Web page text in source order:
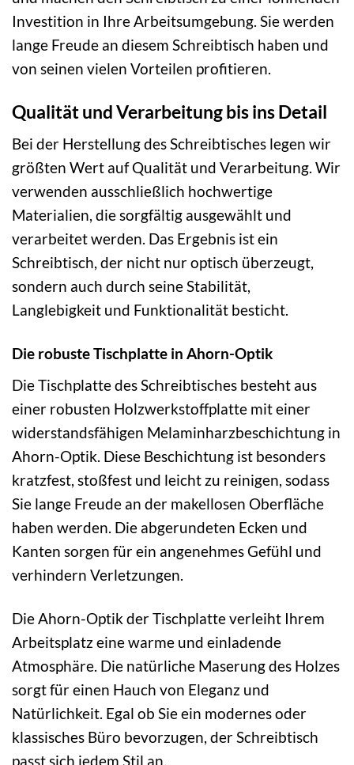
Investition in Ihre Arbeitsumgebung. Sie werden
lange Freude an diesem Schreibtisch haben und
von seinen vielen Vorteilen profitieren.
Qualität und Verarbeitung bis ins Detail
Bei der Herstellung des Schreibtisches legen wir
größten Wert auf Qualität und Verarbeitung. Wir
verwenden ausschließlich hochwertige
Materialien, die sorgfältig ausgewählt und
verarbeitet werden. Das Ergebnis ist ein
Schreibtisch, der nicht nur optisch überzeugt,
sondern auch durch seine Stabilität,
Langlebigkeit und Funktionalität besticht.
Die robuste Tischplatte in Ahorn-Optik
Die Tischplatte des Schreibtisches besteht aus
einer robusten Holzwerkstoffplatte mit einer
widerstandsfähigen Melaminharzbeschichtung in
Ahorn-Optik. Diese Beschichtung ist besonders
kratzfest, stoßfest und leicht zu reinigen, sodass
Sie lange Freude an der makellosen Oberfläche
haben werden. Die abgerundeten Ecken und
Kanten sorgen für ein angenehmes Gefühl und
verhindern Verletzungen.
Die Ahorn-Optik der Tischplatte verleiht Ihrem
Arbeitsplatz eine warme und einladende
Atmosphäre. Die natürliche Maserung des Holzes
sorgt für einen Hauch von Eleganz und
Natürlichkeit. Egal ob Sie ein modernes oder
klassisches Büro bevorzugen, der Schreibtisch
passt sich jedem Stil an.